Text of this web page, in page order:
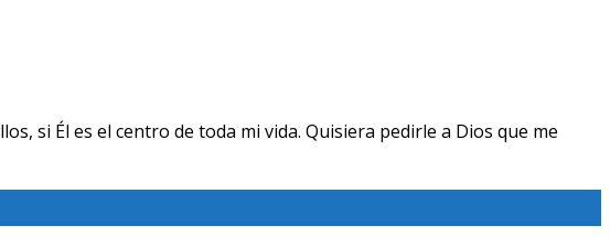
si Él es el centro de toda mi vida. Quisiera pedirle a Dios que me